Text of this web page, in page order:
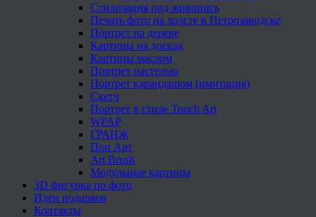
Стилизация под живопись
Печать фото на холсте в Петрозаводске
Портрет на дереве
Картины на досках
Картины маслом
Портрет пастелью
Портрет карандашом (имитация)
Скетч
Портрет в стиле Touch Art
WPAP
ГРАНЖ
Поп Арт
Art Brush
Модульные картины
3D фигурка по фото
Идеи подарков
Контакты